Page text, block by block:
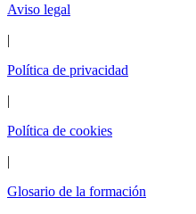
Aviso legal
|
Política de privacidad
|
Política de cookies
|
Glosario de la formación